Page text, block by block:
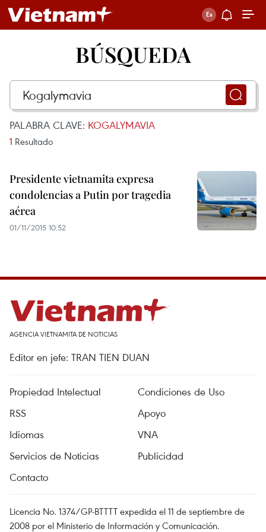
BÚSQUEDA
PALABRA CLAVE: KOGALYMAVIA
1 Resultado
Presidente vietnamita expresa
condolencias a Putin por tragedia
aérea
01/11/2015 10:52
AGENCIA VIETNAMITA DE NOTICIAS
Editor en jefe: TRAN TIEN DUAN
Propiedad Intelectual
Condiciones de Uso
RSS
Apoyo
Idiomas
VNA
Servicios de Noticias
Publicidad
Contacto
Licencia No. 1374/GP-BTTTT expedida el 11 de septiembre de
2008 por el Ministerio de Información y Comunicación.